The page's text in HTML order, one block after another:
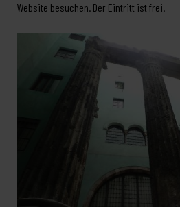
Website besuchen. Der Eintritt ist frei.